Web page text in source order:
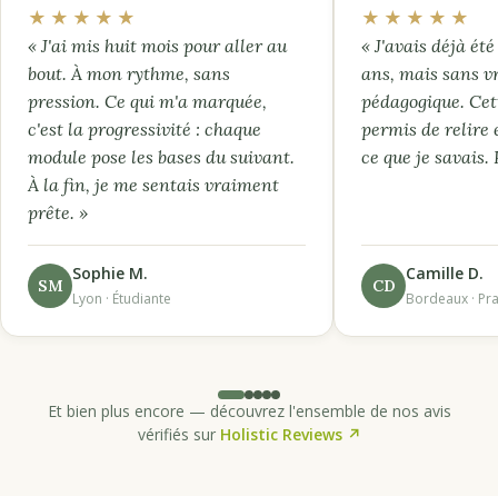
★★★★★
« J'ai mis huit mois pour aller au
bout. À mon rythme, sans
pression. Ce qui m'a marquée,
c'est la progressivité : chaque
module pose les bases du suivant.
À la fin, je me sentais vraiment
prête. »
SM
Sophie M.
Lyon · Étudiante
★★★★★
« J'avais déjà
ans, mais sans
pédagogique.
permis de relire
ce que je savais.
CD
Camille D.
Bordeaux ·
Et bien plus encore — découvrez l'ensemble de nos avis
vérifiés sur Holistic Reviews ↗